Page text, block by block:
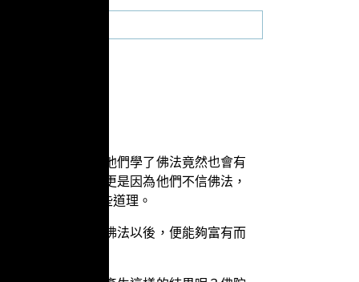
不知道，為什麼他們學了佛法竟然也會有
卻是違背佛法；更是因為他們不信佛法，
就為眾生開示這些道理。
信奉佛教或修學佛法以後，便能夠富有而